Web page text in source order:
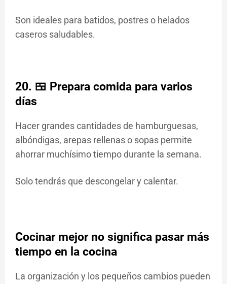
Son ideales para batidos, postres o helados
caseros saludables.
20. 🍱 Prepara comida para varios
días
Hacer grandes cantidades de hamburguesas,
albóndigas, arepas rellenas o sopas permite
ahorrar muchísimo tiempo durante la semana.
Solo tendrás que descongelar y calentar.
Cocinar mejor no significa pasar más
tiempo en la cocina
La organización y los pequeños cambios pueden